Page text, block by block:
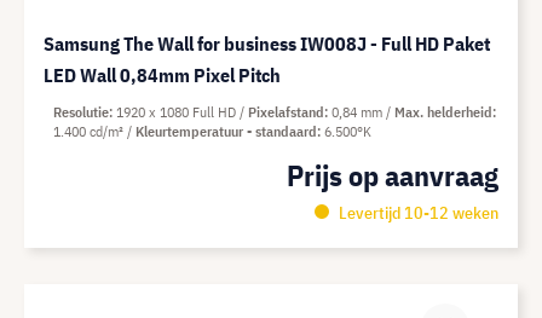
Samsung The Wall for business IW008J - Full HD Paket
LED Wall 0,84mm Pixel Pitch
Prijs op aanvraag
Levertijd 10-12 weken
Resolutie 1920 x 1080 Full HD Pixelafstand 0,84 mm
Max. helderheid
1.400 cd/m²
Kleurtemperatuur - standaard 6.500°K